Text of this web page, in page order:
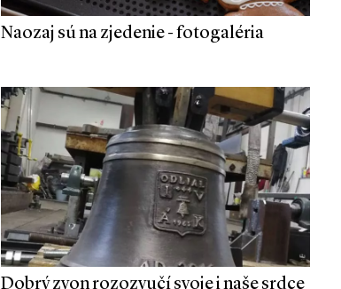
Naozaj sú na zjedenie - fotogaléria
Dobrý zvon rozozvučí svoje i naše srdce